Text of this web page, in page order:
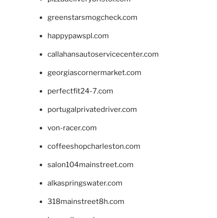
greenstarsmogcheck.com
happypawspl.com
callahansautoservicecenter.com
georgiascornermarket.com
perfectfit24-7.com
portugalprivatedriver.com
von-racer.com
coffeeshopcharleston.com
salon104mainstreet.com
alkaspringswater.com
318mainstreet8h.com